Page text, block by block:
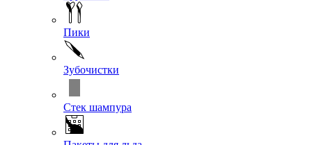
Пики
Зубочистки
Стек шампура